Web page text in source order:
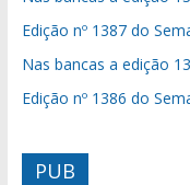
Edição nº 1387 do
Nas bancas a edição
Edição nº 1386 do
PUB